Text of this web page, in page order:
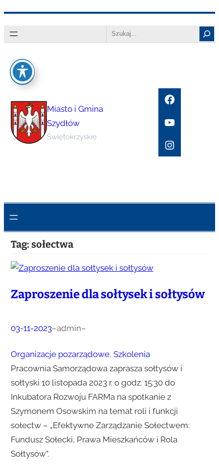
do
Search
Miasto i Gmina
Szydłów
Świętokrzyskie
Facebook
YouTube
Instagram
Tag: sołectwa
Zaproszenie dla sołtysek i sołtysów
03-11-2023–admin–
Organizacje pozarządowe, Szkolenia
Pracownia Samorządowa zaprasza sołtysów i
sołtyski 10 listopada 2023 r. o godz. 15:30 do
Inkubatora Rozwoju FARMa na spotkanie z
Szymonem Osowskim na temat roli i funkcji
sołectw – „Efektywne Zarządzanie Sołectwem:
Fundusz Sołecki, Prawa Mieszkańców i Rola
Sołtysów”.